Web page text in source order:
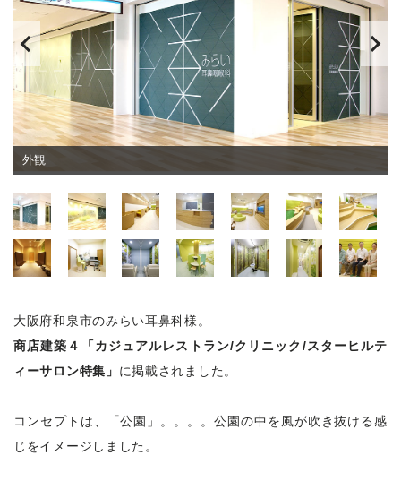
外観
大阪府和泉市のみらい耳鼻科様。
商店建築４「カジュアルレストラン/クリニック/スターヒルテ
ィーサロン特集」 に掲載されました。
コンセプトは、「公園」。。。。公園の中を風が吹き抜ける感
じをイメージしました。